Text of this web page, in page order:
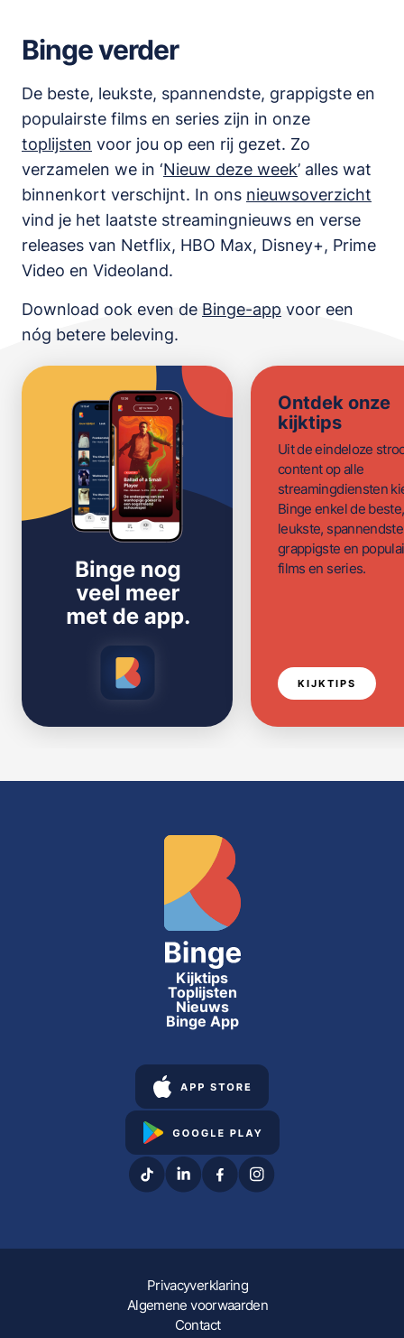
Binge verder
De beste, leukste, spannendste, grappigste en
populairste films en series zijn in onze
toplijsten voor jou op een rij gezet. Zo
verzamelen we in ‘Nieuw deze week’ alles wat
binnenkort verschijnt. In ons nieuwsoverzicht
vind je het laatste streamingnieuws en verse
releases van Netflix, HBO Max, Disney+, Prime
Video en Videoland.
Download ook even de Binge-app voor een
nóg betere beleving.
Ontdek onze
kijktips
Uit de eindeloze
content op alle
streamingdiensten
Binge enkel de beste,
leukste,
grappigste en
films en series.
KIJKTIPS
Kijktips
Toplijsten
Nieuws
Binge App
Privacyverklaring
Algemene voorwaarden
Contact